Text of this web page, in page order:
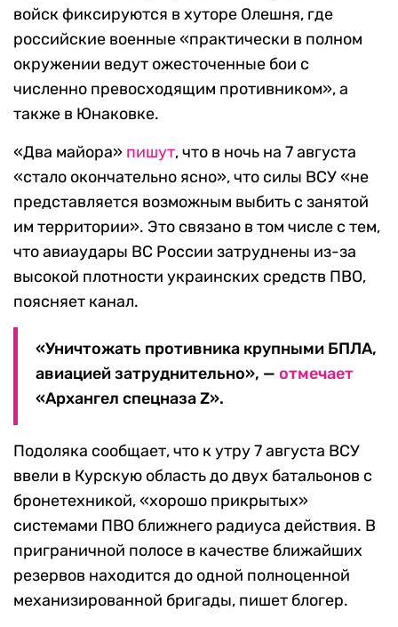
войск фиксируются в хуторе Олешня, где
российские военные «практически в полном
окружении ведут ожесточенные бои с
численно превосходящим противником», а
также в Юнаковке.
«Два майора» пишут, что в ночь на 7 августа
«стало окончательно ясно», что силы ВСУ «не
представляется возможным выбить с занятой
им территории». Это связано в том числе с тем,
что авиаудары ВС России затруднены из-за
высокой плотности украинских средств ПВО,
поясняет канал.
«Уничтожать противника крупными БПЛА,
авиацией затруднительно», — отмечает
«Архангел спецназа Z».
Подоляка сообщает, что к утру 7 августа ВСУ
ввели в Курскую область до двух батальонов с
бронетехникой, «хорошо прикрытых»
системами ПВО ближнего радиуса действия. В
приграничной полосе в качестве ближайших
резервов находится до одной полноценной
механизированной бригады, пишет блогер.